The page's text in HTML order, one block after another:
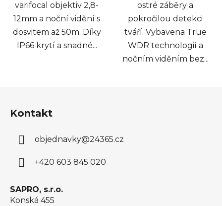
varifocal objektiv 2,8-
12mm a noční vidění s
dosvitem až 50m. Díky
IP66 krytí a snadné...
ostré záběry a
pokročilou detekci
tváří. Vybavena True
WDR technologií a
nočním viděním bez...
Kontakt
objednavky@24365.cz
+420 603 845 020
SAPRO, s.r.o.
Konská 455